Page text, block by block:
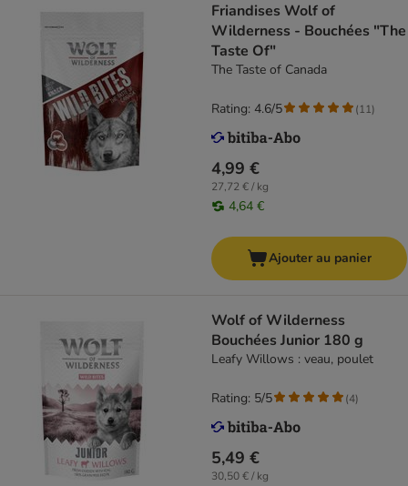
Friandises Wolf of
Wilderness - Bouchées "The
Taste Of"
The Taste of Canada
4,99 €
27,72 € / kg
4,64 €
Rating: 4.6/5 (11)
Ajouter au panier
Wolf of Wilderness
Bouchées Junior 180 g
Leafy Willows : veau, poulet
5,49 €
30,50 € / kg
Rating: 5/5 (4)